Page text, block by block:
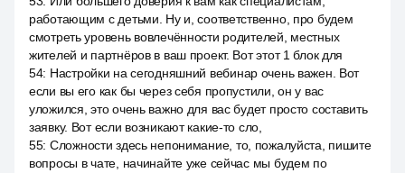
работающим с детьми. Ну и, соответственно, про будем
смотреть уровень вовлечённости родителей, местных
жителей и партнёров в ваш проект. Вот этот 1 блок для
54: Настройки на сегодняшний вебинар очень важен. Вот
если вы его как бы через себя пропустили, он у вас
уложился, это очень важно для вас будет просто составить
заявку. Вот если возникают какие-то сло,
55: Сложности здесь непонимание, то, пожалуйста, пишите
вопросы в чате, начинайте уже сейчас мы будем по